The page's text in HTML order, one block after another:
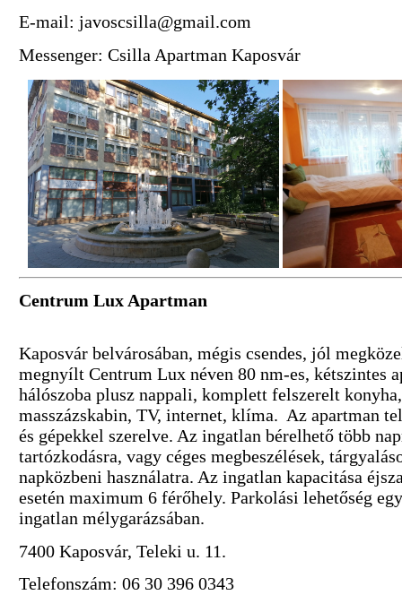
E-mail: javoscsilla@gmail.com
Messenger: Csilla Apartman Kaposvár
Centrum Lux Apartman
Kaposvár belvárosában, mégis csendes, jól
megnyílt Centrum Lux néven 80 nm-es, kétszintes
hálószoba plusz nappali, komplett felszerelt
masszázskabin, TV, internet, klíma. Az apartman
és gépekkel szerelve. Az ingatlan bérelhető több
tartózkodásra, vagy céges megbeszélések,
napközbeni használatra. Az ingatlan kapacitása
esetén maximum 6 férőhely. Parkolási lehetőség
ingatlan mélygarázsában.
7400 Kaposvár, Teleki u. 11.
Telefonszám: 06 30 396 0343